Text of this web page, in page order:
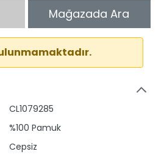
Mağazada Ara
CL1079285
%100 Pamuk
Cepsiz